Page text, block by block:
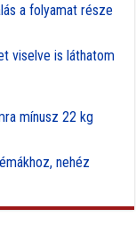
a folyamat része
viselve is láthatom
mínusz 22 kg
nehéz